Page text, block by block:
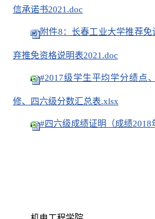
信承诺书2021.doc
附件8：长春工业大学推荐
弃推免资格说明表2021.doc
#2017级学生平均学分绩点
修、四六级分数汇总表.xlsx
#四六级成绩证明（成绩2018